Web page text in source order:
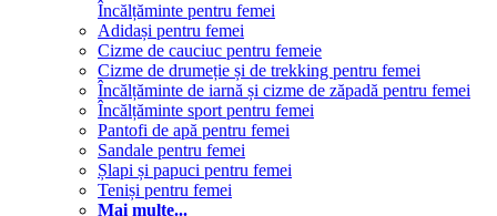
Încălțăminte pentru femei
Adidași pentru femei
Cizme de cauciuc pentru femeie
Cizme de drumeție și de trekking pentru femei
Încălțăminte de iarnă și cizme de zăpadă pentru femei
Încălțăminte sport pentru femei
Pantofi de apă pentru femei
Sandale pentru femei
Șlapi și papuci pentru femei
Teniși pentru femei
Mai multe...